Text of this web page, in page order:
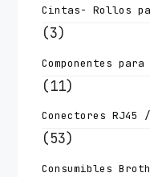
Cintas- Rollos
(3)
Componentes
(11)
Conectores RJ45
(53)
Consumibles